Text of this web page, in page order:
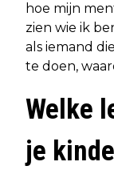
hoe mijn
zien wie ik
als iemand
te doen,
Welke
je